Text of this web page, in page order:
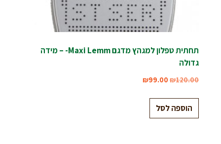
תחתית טפלון למגהץ מדגם Maxi Lemm- – מידה
גדולה
₪120.00
₪99.00
הוספה לסל